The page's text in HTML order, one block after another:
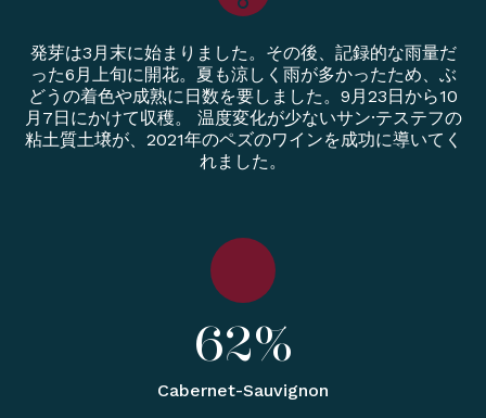
発芽は3月末に始まりました。その後、記録的な雨量だ
った6月上旬に開花。夏も涼しく雨が多かったため、ぶ
どうの着色や成熟に日数を要しました。9月23日から10
月7日にかけて収穫。 温度変化が少ないサン·テステフの
粘土質土壌が、2021年のペズのワインを成功に導いてく
れました。
62%
Cabernet-Sauvignon